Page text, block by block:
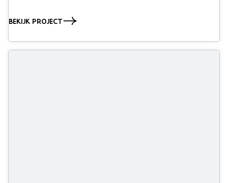
BEKIJK PROJECT